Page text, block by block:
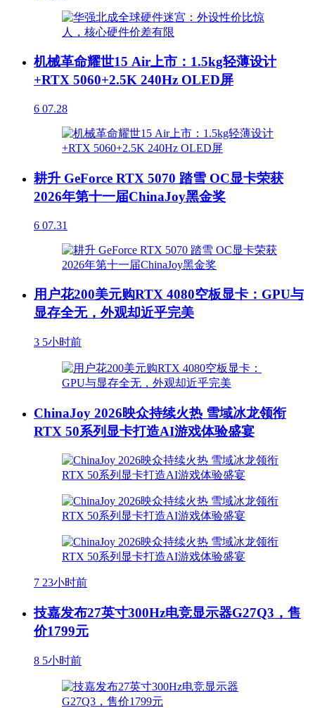
机械革命耀世15 Air上市：1.5kg轻薄设计
+RTX 5060+2.5K 240Hz OLED屏
6 07.28
耕升 GeForce RTX 5070 踏雪 OC显卡荣获
2026年第十一届ChinaJoy黑金奖
6 07.31
用户花200美元购RTX 4080空板显卡：GPU与
显存全无，外观却近乎完美
3 5小时前
ChinaJoy 2026映众持续火热 雪域冰龙领衔
RTX 50系列显卡打造AI游戏体验盛宴
7 23小时前
技嘉发布27英寸300Hz电竞显示器G27Q3，售
价1799元
8 5小时前